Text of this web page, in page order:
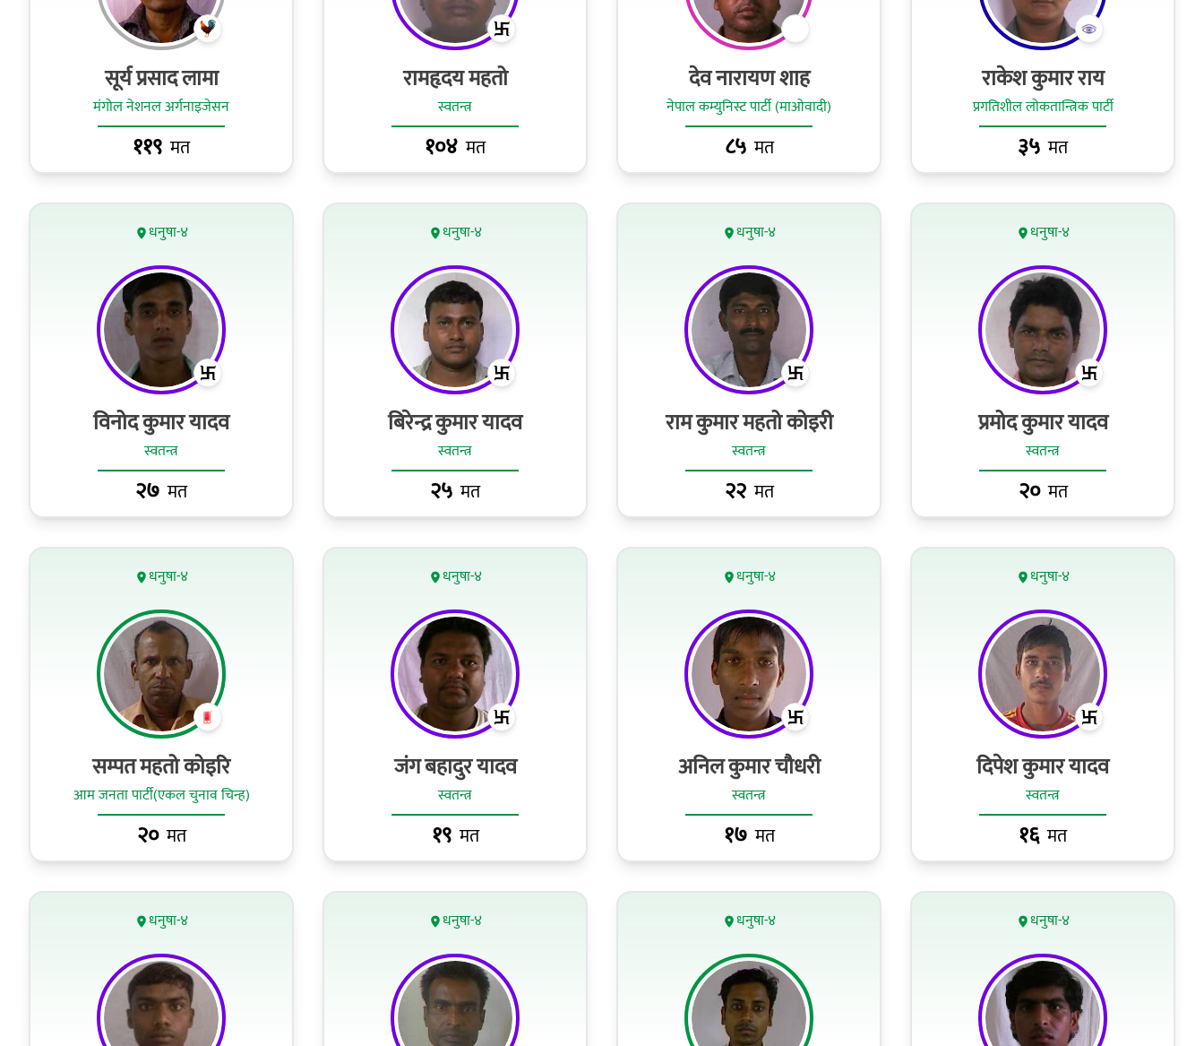
सूर्य प्रसाद लामा
मंगोल नेशनल अर्गनाइजेसन
११९ मत
रामहृदय महतो
स्वतन्त्र
१०४ मत
देव नारायण शाह
नेपाल कम्युनिस्ट पार्टी (माओवादी)
८५ मत
राकेश कुमार राय
प्रगतिशील लोकतान्त्रिक पार्टी
३५ मत
धनुषा-४
विनोद कुमार यादव
स्वतन्त्र
२७ मत
धनुषा-४
बिरेन्द्र कुमार यादव
स्वतन्त्र
२५ मत
धनुषा-४
राम कुमार महतो कोइरी
स्वतन्त्र
२२ मत
धनुषा-४
प्रमोद कुमार यादव
स्वतन्त्र
२० मत
धनुषा-४
सम्‍पत महतो कोइरि
आम जनता पार्टी(एकल चुनाव चिन्ह)
२० मत
धनुषा-४
जंग बहादुर यादव
स्वतन्त्र
१९ मत
धनुषा-४
अनिल कुमार चौधरी
स्वतन्त्र
१७ मत
धनुषा-४
दिपेश कुमार यादव
स्वतन्त्र
१६ मत
धनुषा-४ धनुषा-४ धनुषा-४ धनुषा-४